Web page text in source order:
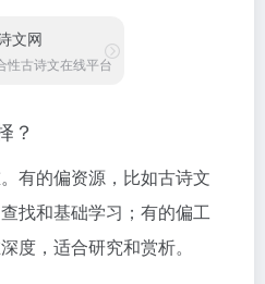
文网
性古诗文在线平台
？
有的偏资源，比如古诗文
找和基础学习；有的偏工
度，适合研究和赏析。